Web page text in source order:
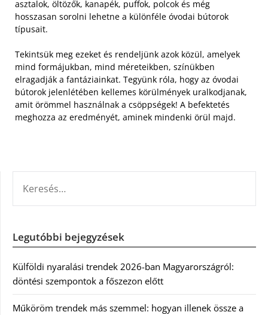
asztalok, öltözők, kanapék, puffok, polcok és még
hosszasan sorolni lehetne a különféle óvodai bútorok
típusait.
Tekintsük meg ezeket és rendeljünk azok közül, amelyek
mind formájukban, mind méreteikben, színükben
elragadják a fantáziainkat. Tegyünk róla, hogy az óvodai
bútorok jelenlétében kellemes körülmények uralkodjanak,
amit örömmel használnak a csöppségek! A befektetés
meghozza az eredményét, aminek mindenki örül majd.
Legutóbbi bejegyzések
Külföldi nyaralási trendek 2026-ban Magyarországról:
döntési szempontok a főszezon előtt
Műköröm trendek más szemmel: hogyan illenek össze a